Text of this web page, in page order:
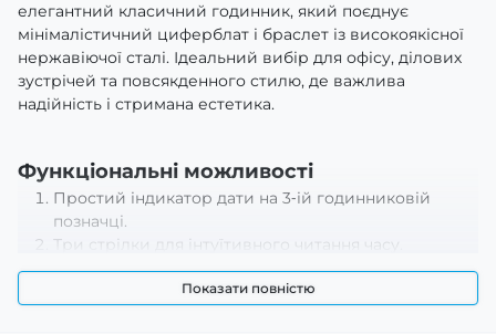
елегантний класичний годинник, який поєднує
мінімалістичний циферблат і браслет із високоякісної
нержавіючої сталі. Ідеальний вибір для офісу, ділових
зустрічей та повсякденного стилю, де важлива
надійність і стримана естетика.
Функціональні можливості
Простий індикатор дати на 3‑ій годинниковій
позначці.
Три стрілки для інтуїтивного читання часу.
Нейтральна синя палітра, яка легко поєднується з
костюмом і casual-гардеробом.
Показати повністю